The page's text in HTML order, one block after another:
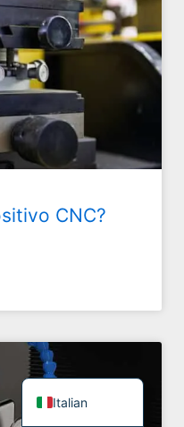
CNC?
Italian
English
Arabic
Chinese
German
Korean
Portuguese
Japanese